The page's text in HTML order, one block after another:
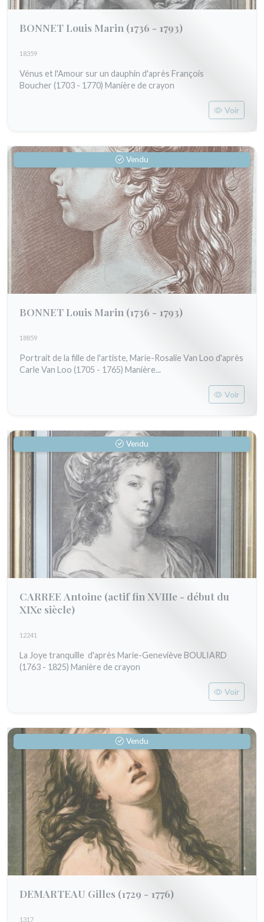
BONNET Louis Marin (1736 - 1793)
18359
Vénus et l'Amour sur un dauphin d'après François
Boucher (1703 - 1770) Manière de crayon
Voir
Vendu
BONNET Louis Marin (1736 - 1793)
18859
Portrait de la fille de l'artiste, Marie-Rosalie Van Loo d'après
Carle Van Loo (1705 - 1765) Manière...
Voir
Vendu
CARREE Antoine (actif fin XVIIIe - début du
XIXe siècle)
12241
La Joye tranquille d'après Marie-Geneviève BOULIARD
(1763 - 1825) Manière de crayon
Voir
Vendu
DEMARTEAU Gilles (1729 - 1776)
1317